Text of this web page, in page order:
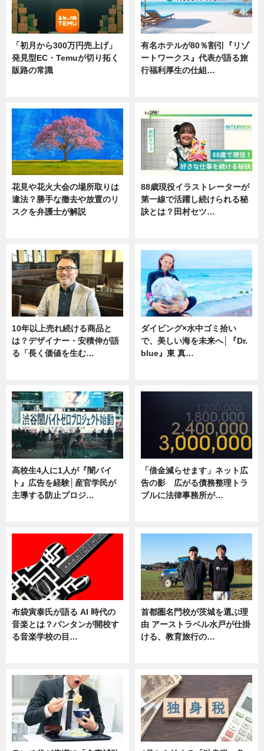
「初月から300万円売上げ」
発見型EC・Temuが切り拓く
販路の常識
有名ホテルが80％割引『リゾ
ートワークス』代表が語る旅
行福利厚生の仕組…
花見や花火大会の場所取りは
違法？勝手な撤去や放置のリ
スクを弁護士が解説
88歳現役イラストレーターが
第一線で活躍し続けられる秘
訣とは？田村セツ…
10年以上売れ続ける商品と
は？デザイナー・安積伸が語
る「長く価値を生む…
ダイビング×水中ゴミ拾い
で、美しい海を未来へ│『Dr.
blue』東 真…
高校生4人に1人が『闇バイ
ト』広告を経験│産官学民が
主導する防止プロジ…
「借金減らせます」ネット広
告の影 広がる債務整理トラ
ブルに法律事務所が…
布袋寅泰氏が語る AI 時代の
音楽とは？バンタンが開校す
る音楽学校の目…
首都圏名門校が茨城を選ぶ理
由 アーストラベル水戸が仕掛
ける、教育旅行の…